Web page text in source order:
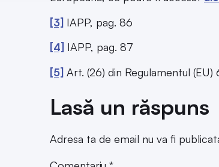
[3] IAPP, pag. 86
[4] IAPP, pag. 87
[5] Art. (26) din Regulamentul (EU)
Lasă un răspuns
Adresa ta de email nu va fi